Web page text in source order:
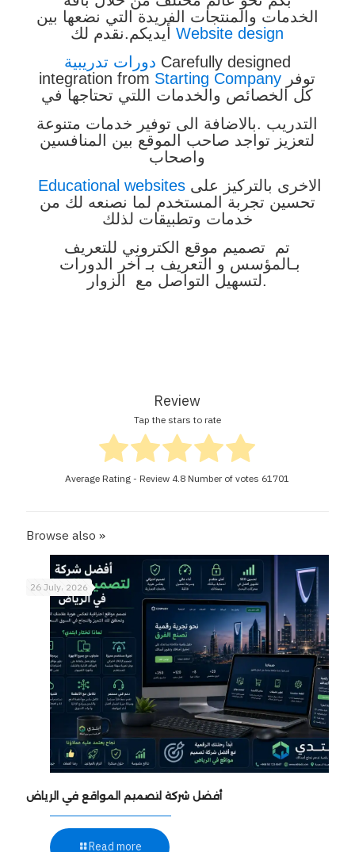
الخدمات والمنتجات الفريدة التي نضعها بين
أيديكم.نقدم لكWebsite design
دورات تدريبية Carefully designed
integration from Starting Company
كل الخصائص والخدمات اللتي تحتاجها في
التدريب .بالاضافة الى توفير خدمات متنوعة
لتعزيز تواجد صاحب الموقع بين المنافسين
واصحاب
Educational websitesالاخرى بالتركيز على
تحسين تجربة المستخدم لما نصنعه لك من
خدمات وتطبيقات لذلك
تم تصميم موقع الكتروني للتعريف
بـالمؤسس و التعريف بـ آخر الدورات
لتسهيل التواصل مع الزوار.
Review
Tap the stars to rate
Average Rating - Review 4.8 Number of votes 61701
Browse also »
26 July، 2026
أفضل شركة لتصميم المواقع في الرياض
Read more